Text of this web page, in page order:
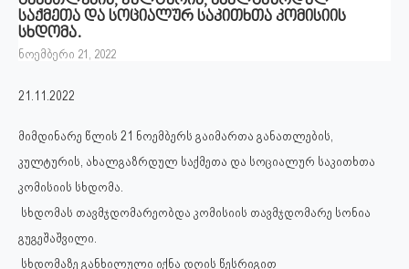
საქმეთა და სოციალურ საკითხთა კომისიის
სხდომა.
ნოემბერი 21, 2022
21.11.2022
მიმდინარე წლის 21 ნოემბერს გაიმართა განათლების,
კულტურის, ახალგაზრდულ საქმეთა და სოციალურ საკითხთა
კომისიის სხდომა.
სხდომას თავმჯდომარეობდა კომისიის თავმჯდომარე სონია
გუგეშაშვილი.
სხდომაზე განხილული იქნა დღის წესრიგით